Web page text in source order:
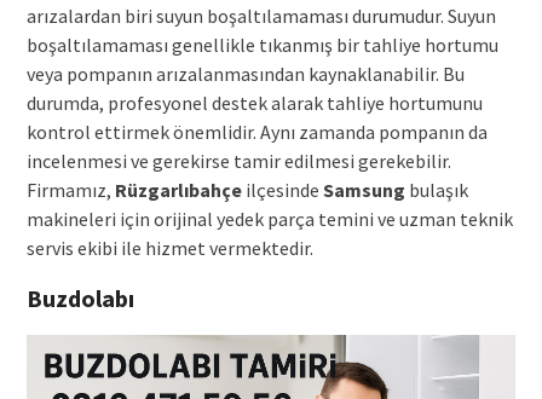
arızalardan biri suyun boşaltılamaması durumudur. Suyun
boşaltılamaması genellikle tıkanmış bir tahliye hortumu
veya pompanın arızalanmasından kaynaklanabilir. Bu
durumda, profesyonel destek alarak tahliye hortumunu
kontrol ettirmek önemlidir. Aynı zamanda pompanın da
incelenmesi ve gerekirse tamir edilmesi gerekebilir.
Firmamız, Rüzgarlıbahçeilçesinde Samsung bulaşık
makineleri için orijinal yedek parça temini ve uzman teknik
servis ekibi ile hizmet vermektedir.
Buzdolabı